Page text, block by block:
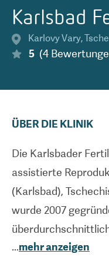
Karlsbad
Karlovy Vary,
5 (4
ÜBER DIE KLINIK
Die Karlsbader
assistierte
(Karlsbad),
wurde 2007
Befruchtung erzielt.
...mehr anzeigen